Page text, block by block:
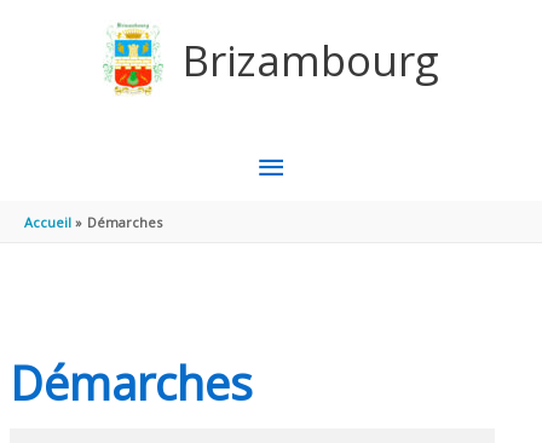
Brizambourg
MENU
Accueil Démarches
Démarches